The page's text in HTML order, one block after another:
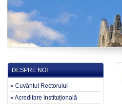
DESPRE NOI
» Cuvântul Rectorului
» Acreditare Instituțională